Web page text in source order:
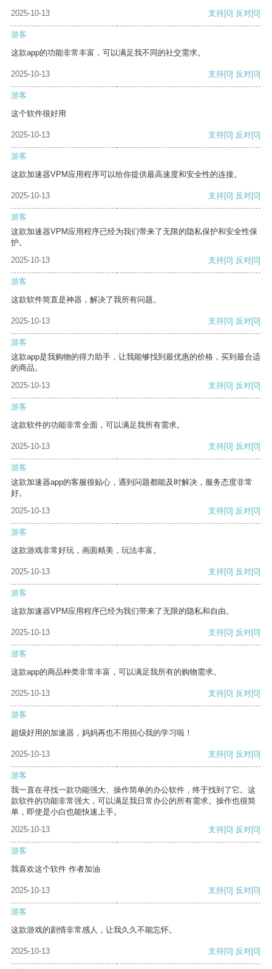
2025-10-13 支持[0] 反对[0]
游客
这款app的功能非常丰富，可以满足我不同的社交需求。
2025-10-13 支持[0] 反对[0]
游客
这个软件很好用
2025-10-13 支持[0] 反对[0]
游客
这款加速器VPM应用程序可以给你提供最高速度和安全性的连接。
2025-10-13 支持[0] 反对[0]
游客
这款加速器VPM应用程序已经为我们带来了无限的隐私保护和安全性保
护。
2025-10-13
支持[0] 反对[0]
游客
这款软件简直是神器，解决了我所有问题。
2025-10-13 支持[0] 反对[0]
游客
这款app是我购物的得力助手，让我能够找到最优惠的价格，买到最合适
的商品。
2025-10-13
支持[0] 反对[0]
游客
这款软件的功能非常全面，可以满足我所有需求。
2025-10-13 支持[0] 反对[0]
游客
这款加速器app的客服很贴心，遇到问题都能及时解决，服务态度非常
好。
2025-10-13
支持[0] 反对[0]
游客
这款游戏非常好玩，画面精美，玩法丰富。
2025-10-13 支持[0] 反对[0]
游客
这款加速器VPM应用程序已经为我们带来了无限的隐私和自由。
2025-10-13 支持[0] 反对[0]
游客
这款app的商品种类非常丰富，可以满足我所有的购物需求。
2025-10-13 支持[0] 反对[0]
游客
超级好用的加速器，妈妈再也不用担心我的学习啦！
2025-10-13 支持[0] 反对[0]
游客
我一直在寻找一款功能强大、操作简单的办公软件，终于找到了它。这
款软件的功能非常强大，可以满足我日常办公的所有需求。操作也很简
单，即使是小白也能快速上手。
2025-10-13
支持[0] 反对[0]
游客
我喜欢这个软件 作者加油
2025-10-13 支持[0] 反对[0]
游客
这款游戏的剧情非常感人，让我久久不能忘怀。
2025-10-13 支持[0] 反对[0]